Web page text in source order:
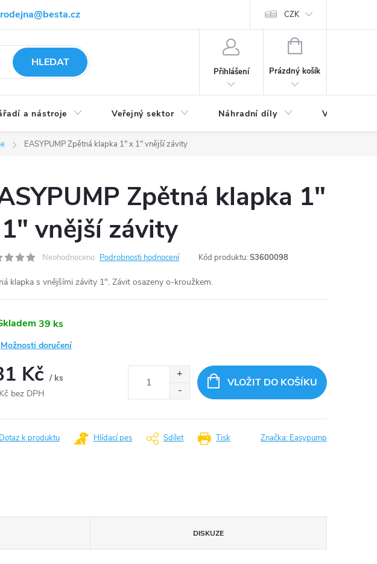
osobních údajů CZK
HLEDAT
Přihlášení
NÁKUPNÍ
Prázdný košík
a nástroje Veřejný sektor Náhradní díly Výprodej a
EASYPUMP Zpětná klapka 1" x 1" vnější závity
Zpětná klapka 1"
vnější závity
Neohodnoceno Podrobnosti hodnocení Kód produktu: S3600098
klapka s vnějšími závity 1". Závit osazeny o-kroužkem.
39 ks
Možnosti doručení
Kč / ks
bez DPH
VLOŽIT DO KOŠÍKU
Tisk
Dotaz k produktu Hlídací pes Sdílet Značka: Easypump
DISKUZE